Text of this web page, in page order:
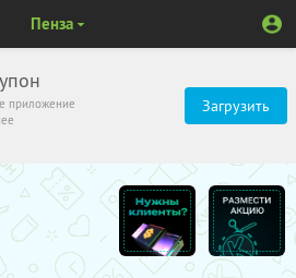
приложение
Загрузить
Пенза